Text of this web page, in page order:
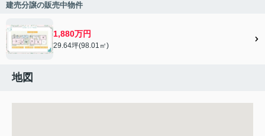
建売分譲の販売中物件
1,880万円
29.64坪(98.01㎡)
地図